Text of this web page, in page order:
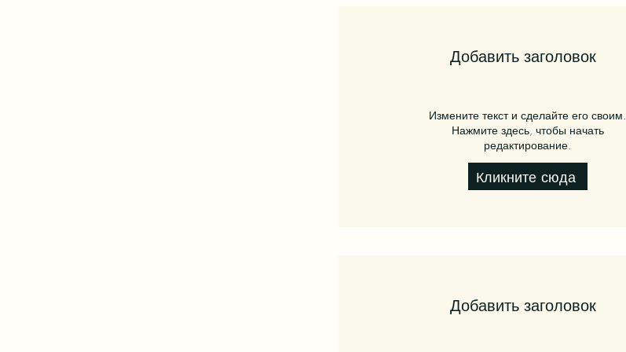
Добавить заголовок
Измените текст и сделайте его своим.
Нажмите здесь, чтобы начать
редактирование.
Кликните сюда
Добавить заголовок